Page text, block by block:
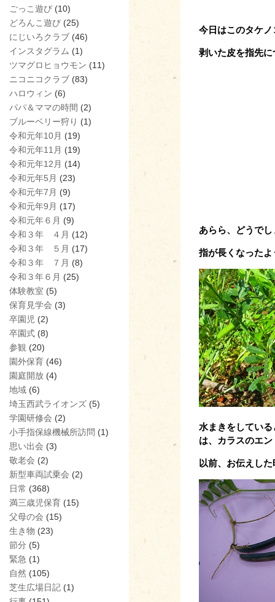
ごっこ遊び (10)
どろんこ遊び (25)
にじいろクラブ (46)
インスタグラム (1)
ツマグロヒョウモン (11)
ニコニコクラブ (83)
ハロウィン (6)
パパ＆ママの時間 (2)
ブルーベリー狩り (1)
令和元年10月 (19)
令和元年11月 (19)
令和元年12月 (14)
令和元年5月 (23)
令和元年7月 (9)
令和元年9月 (17)
令和元年６月 (9)
令和３年 ４月 (12)
令和３年 ５月 (17)
令和３年 ７月 (8)
令和３年６月 (25)
体験教室 (5)
保育見学会 (3)
卒園児 (2)
卒園式 (8)
参観 (20)
園外保育 (46)
園庭開放 (4)
地域 (6)
埼玉西武ライオンズ (5)
学園研修会 (2)
小手指保線機械所訪問 (1)
思い出会 (3)
敬老会 (2)
新型車両試乗会 (2)
日常 (368)
満三歳児保育 (15)
父母の会 (15)
生き物 (23)
節分 (5)
緊急 (1)
自然 (105)
芝生広場日記 (1)
今日はこのタケ
剥いた皮を指先
あらら、どうで
指が長くなった
水まきをしてい
は、カラスのエ
以前、お伝えし